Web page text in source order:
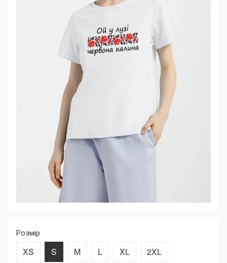
Розмір
XS S M L XL 2XL